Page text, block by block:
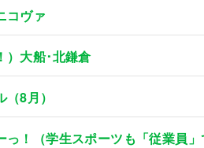
コヴァ
）大船･北鎌倉
8月）
っ！（学生スポーツも「従業員」